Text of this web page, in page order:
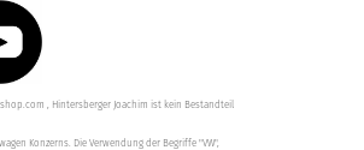
, Hintersberger Joachim ist kein Bestandteil
Konzerns. Die Verwendung der Begriffe "VW",